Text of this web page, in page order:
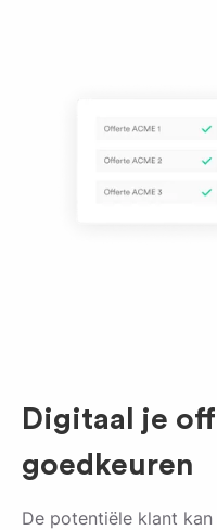
Digitaal je
goedkeuren
De potentiële klant